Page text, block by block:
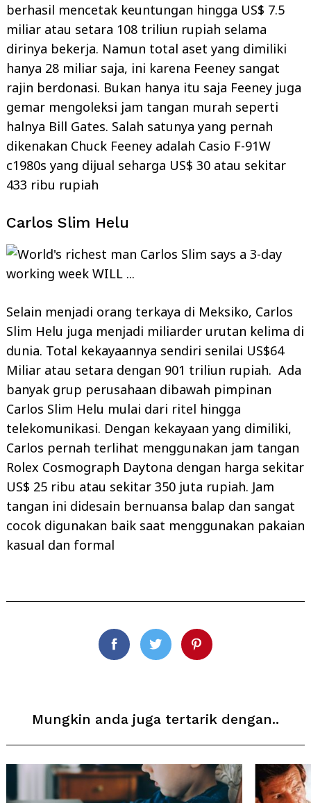
berhasil mencetak keuntungan hingga US$ 7.5
miliar atau setara 108 triliun rupiah selama
dirinya bekerja. Namun total aset yang dimiliki
hanya 28 miliar saja, ini karena Feeney sangat
rajin berdonasi. Bukan hanya itu saja Feeney juga
gemar mengoleksi jam tangan murah seperti
halnya Bill Gates. Salah satunya yang pernah
dikenakan Chuck Feeney adalah Casio F-91W
c1980s yang dijual seharga US$ 30 atau sekitar
433 ribu rupiah
Carlos Slim Helu
Selain menjadi orang terkaya di Meksiko, Carlos
Slim Helu juga menjadi miliarder urutan kelima di
dunia. Total kekayaannya sendiri senilai US$64
Miliar atau setara dengan 901 triliun rupiah. Ada
banyak grup perusahaan dibawah pimpinan
Carlos Slim Helu mulai dari ritel hingga
telekomunikasi. Dengan kekayaan yang dimiliki,
Carlos pernah terlihat menggunakan jam tangan
Rolex Cosmograph Daytona dengan harga sekitar
US$ 25 ribu atau sekitar 350 juta rupiah. Jam
tangan ini didesain bernuansa balap dan sangat
cocok digunakan baik saat menggunakan pakaian
kasual dan formal
FacebookTwitterPinterest
Mungkin anda juga tertarik dengan..